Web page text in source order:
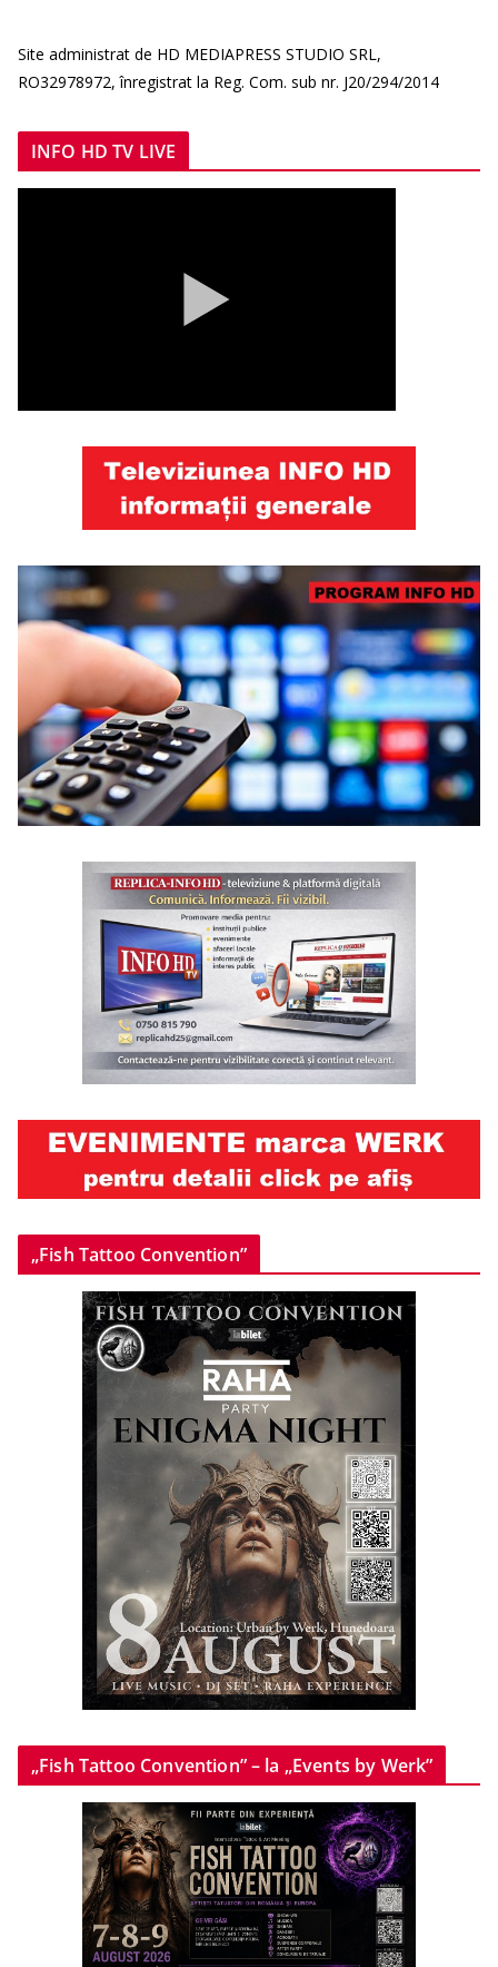
Site administrat de HD MEDIAPRESS STUDIO SRL,
RO32978972, înregistrat la Reg. Com. sub nr. J20/294/2014
INFO HD TV LIVE
„Fish Tattoo Convention”
„Fish Tattoo Convention” – la „Events by Werk”